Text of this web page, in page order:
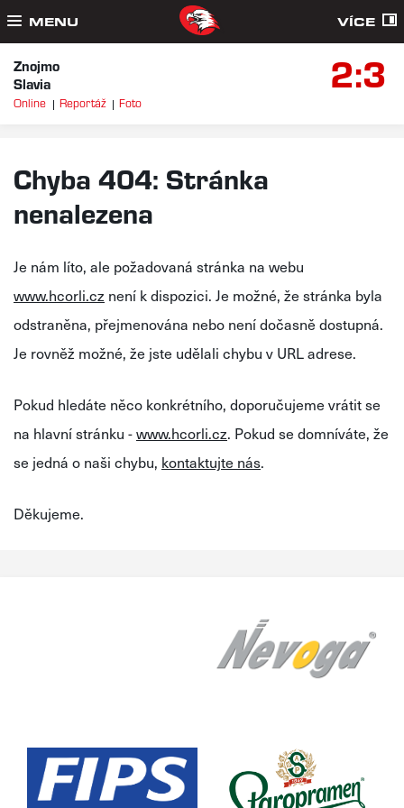
MENU VÍCE
Znojmo
Slavia
2:3
Online Reportáž Foto
Chyba 404: Stránka
nenalezena
Je nám líto, ale požadovaná stránka na webu
www.hcorli.cz není k dispozici. Je možné, že stránka byla
odstraněna, přejmenována nebo není dočasně dostupná.
Je rovněž možné, že jste udělali chybu v URL adrese.
Pokud hledáte něco konkrétního, doporučujeme vrátit se
na hlavní stránku -www.hcorli.cz. Pokud se domníváte, že
se jedná o naši chybu, kontaktujte nás.
Děkujeme.